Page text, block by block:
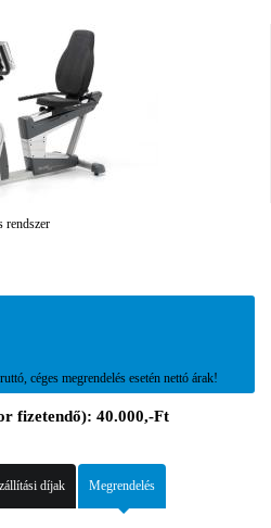
rendszer
céges megrendelés esetén nettó árak!
fizetendő): 40.000,-Ft
díjak Megrendelés